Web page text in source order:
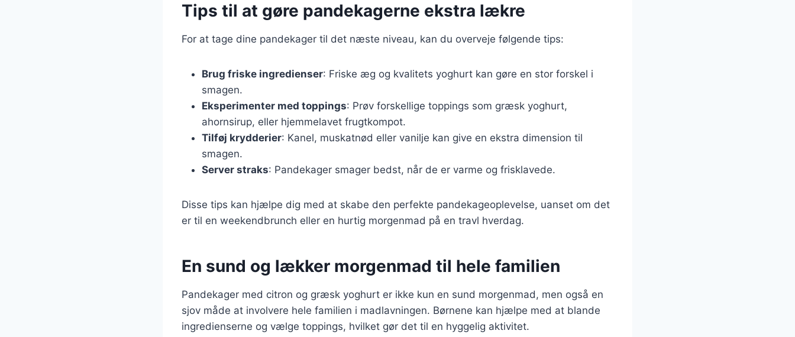
Tips til at gøre pandekagerne ekstra lækre
For at tage dine pandekager til det næste niveau, kan du overveje følgende tips:
Brug friske ingredienser: Friske æg og kvalitets yoghurt kan gøre en stor forskel i
smagen.
Eksperimenter med toppings: Prøv forskellige toppings som græsk yoghurt,
ahornsirup, eller hjemmelavet frugtkompot.
Tilføj krydderier: Kanel, muskatnød eller vanilje kan give en ekstra dimension til
smagen.
Server straks: Pandekager smager bedst, når de er varme og frisklavede.
Disse tips kan hjælpe dig med at skabe den perfekte pandekageoplevelse, uanset om det
er til en weekendbrunch eller en hurtig morgenmad på en travl hverdag.
En sund og lækker morgenmad til hele familien
Pandekager med citron og græsk yoghurt er ikke kun en sund morgenmad, men også en
sjov måde at involvere hele familien i madlavningen. Børnene kan hjælpe med at blande
ingredienserne og vælge toppings, hvilket gør det til en hyggelig aktivitet.